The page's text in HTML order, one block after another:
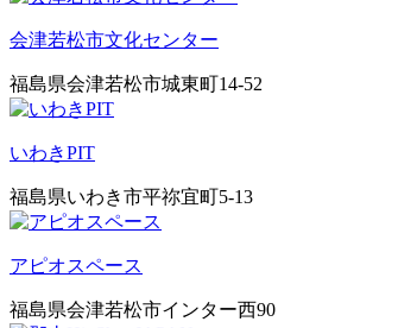
会津若松市文化センター
福島県会津若松市城東町14-52
いわきPIT
福島県いわき市平祢宜町5-13
アピオスペース
福島県会津若松市インター西90